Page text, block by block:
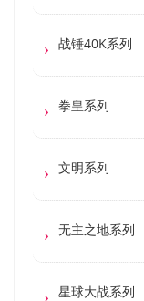
战锤40K系列
拳皇系列
文明系列
无主之地系列
星球大战系列